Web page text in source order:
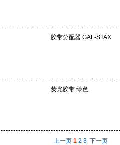
胶带分配器 GAF-STAX
荧光胶带 绿色
上一页 1 2 3 下一页